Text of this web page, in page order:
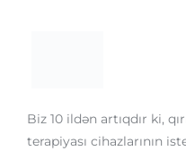
Biz 10 ildən artıqdır ki,
terapiyası cihazlarının